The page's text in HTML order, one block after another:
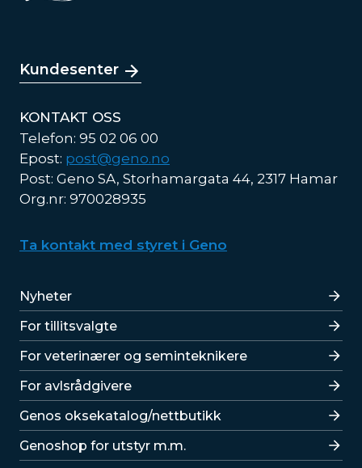
Kundesenter
KONTAKT OSS
Telefon: 95 02 06 00
Epost: post@geno.no
Post: Geno SA, Storhamargata 44, 2317 Hamar
Org.nr: 970028935
Ta kontakt med styret i Geno
Lenker
Nyheter
For tillitsvalgte
For veterinærer og seminteknikere
For avlsrådgivere
Lenker
Genos oksekatalog/nettbutikk
Genoshop for utstyr m.m.